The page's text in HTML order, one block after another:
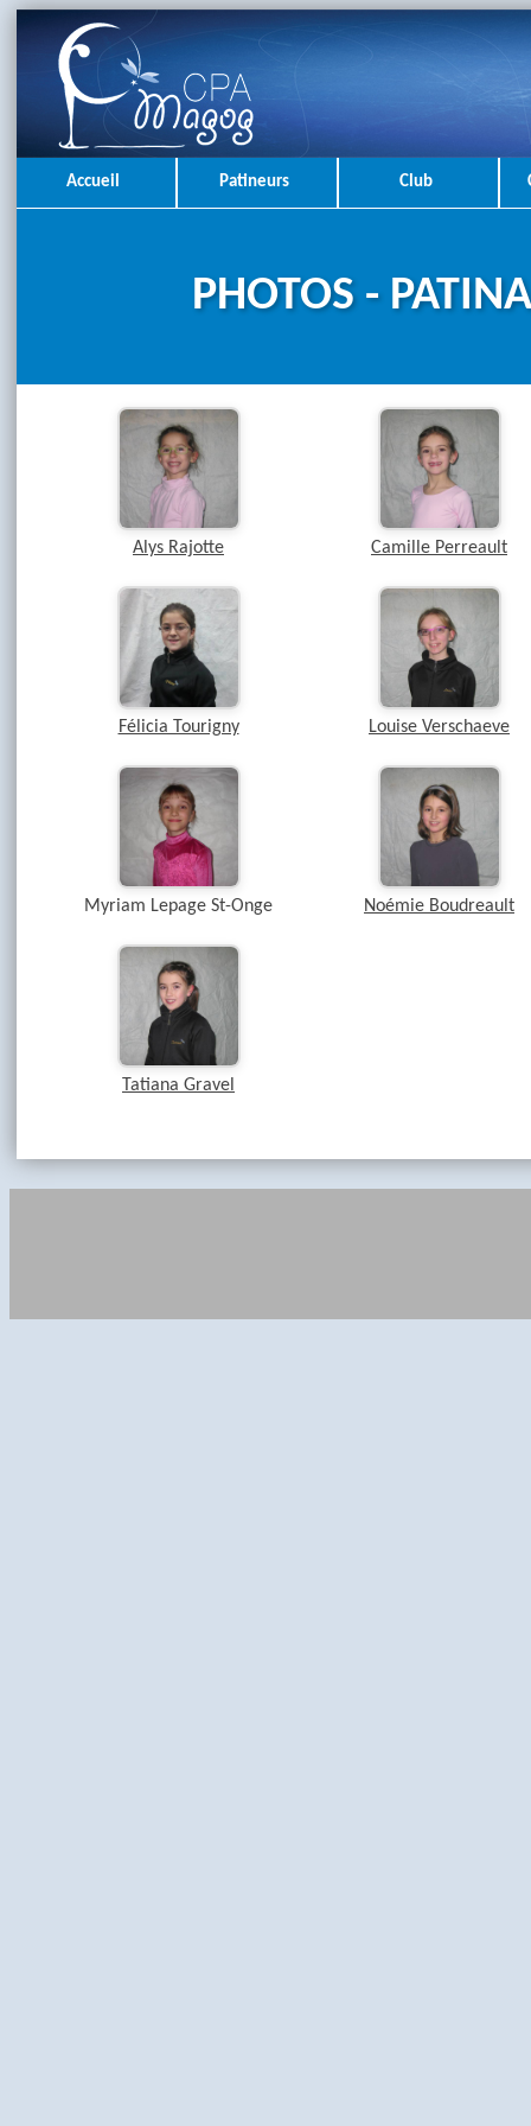
Accueil Patineurs Club
PHOTOS -
Alys Rajotte Camille Perreault
Félicia Tourigny Louise Verschaeve
Myriam Lepage St-Onge Noémie Boudreault
Tatiana Gravel